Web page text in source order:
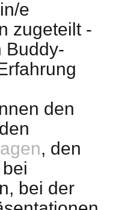
e
zugeteilt -
Buddy-
den
, den
bei
bei der